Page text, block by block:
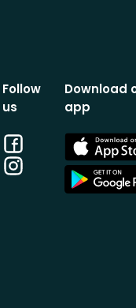
Follow
us
Facebook
Instagram
Download
app
App
Store
App
Store